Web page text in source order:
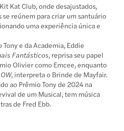
Kat Club, onde desajustados,
reúnem para criar um santuário
uma experiência única e
e da Academia, Eddie
Fantásticos, reprisa seu papel
Olivier como Emcee, enquanto
, interpreta o Brinde de Mayfair.
ao Prêmio Tony de 2024 na
de um Musical, tem música
de Fred Ebb.